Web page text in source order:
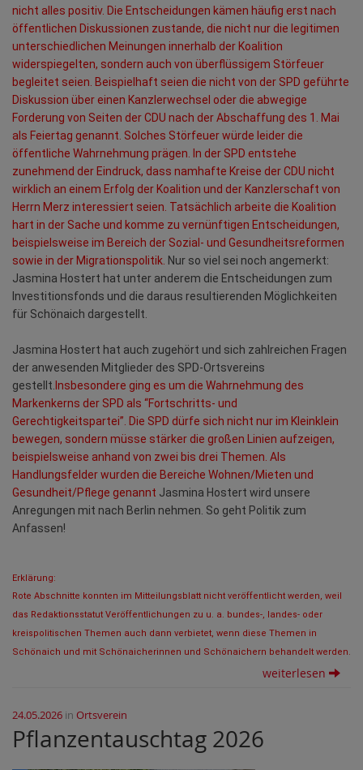
nicht alles positiv. Die Entscheidungen kämen häufig erst nach
öffentlichen Diskussionen zustande, die nicht nur die legitimen
unterschiedlichen Meinungen innerhalb der Koalition
widerspiegelten, sondern auch von überflüssigem Störfeuer
begleitet seien. Beispielhaft seien die nicht von der SPD geführte
Diskussion über einen Kanzlerwechsel oder die abwegige
Forderung von Seiten der CDU nach der Abschaffung des 1. Mai
als Feiertag genannt. Solches Störfeuer würde leider die
öffentliche Wahrnehmung prägen. In der SPD entstehe
zunehmend der Eindruck, dass namhafte Kreise der CDU nicht
wirklich an einem Erfolg der Koalition und der Kanzlerschaft von
Herrn Merz interessiert seien. Tatsächlich arbeite die Koalition
hart in der Sache und komme zu vernünftigen Entscheidungen,
beispielsweise im Bereich der Sozial- und Gesundheitsreformen
sowie in der Migrationspolitik. Nur so viel sei noch angemerkt:
Jasmina Hostert hat unter anderem die Entscheidungen zum
Investitionsfonds und die daraus resultierenden Möglichkeiten
für Schönaich dargestellt.
Jasmina Hostert hat auch zugehört und sich zahlreichen Fragen
der anwesenden Mitglieder des SPD-Ortsvereins
gestellt. Insbesondere ging es um die Wahrnehmung des
Markenkerns der SPD als “Fortschritts- und
Gerechtigkeitspartei”. Die SPD dürfe sich nicht nur im Kleinklein
bewegen, sondern müsse stärker die großen Linien aufzeigen,
beispielsweise anhand von zwei bis drei Themen. Als
Handlungsfelder wurden die Bereiche Wohnen/Mieten und
Gesundheit/Pflege genannt Jasmina Hostert wird unsere
Anregungen mit nach Berlin nehmen. So geht Politik zum
Anfassen!
Erklärung:
Rote Abschnitte konnten im Mitteilungsblatt nicht veröffentlicht werden, weil
das Redaktionsstatut Veröffentlichungen zu u. a. bundes-, landes- oder
kreispolitischen Themen auch dann verbietet, wenn diese Themen in
Schönaich und mit Schönaicherinnen und Schönaichern behandelt werden.
weiterlesen
24.05.2026 in Ortsverein
Pflanzentauschtag 2026